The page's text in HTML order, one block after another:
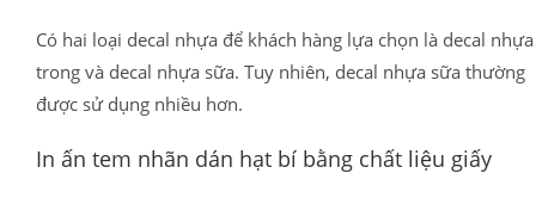
Có hai loại decal nhựa để khách hàng lựa chọn là decal nhựa
trong và decal nhựa sữa. Tuy nhiên, decal nhựa sữa thường
được sử dụng nhiều hơn.
In ấn tem nhãn dán hạt bí bằng chất liệu giấy